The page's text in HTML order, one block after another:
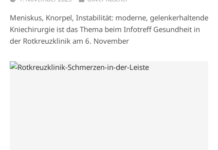
Meniskus, Knorpel, Instabilität: moderne, gelenkerhaltende
Kniechirurgie ist das Thema beim Infotreff Gesundheit in
der Rotkreuzklinik am 6. November